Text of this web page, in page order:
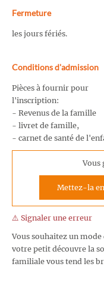
Fermeture
les jours fériés.
Conditions d'admission
Pièces à fournir pour
l'inscription:
- Revenus de la famille
- livret de famille,
- carnet de santé de
Vous
Mettez-la
⚠️ Signaler une erreur
Vous souhaitez un
votre petit découvre la
familiale vous tend les